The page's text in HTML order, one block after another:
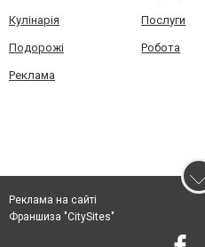
Кулінарія Послуги
Подорожі Робота
Реклама
Реклама на сайті
Франшиза "CitySites"